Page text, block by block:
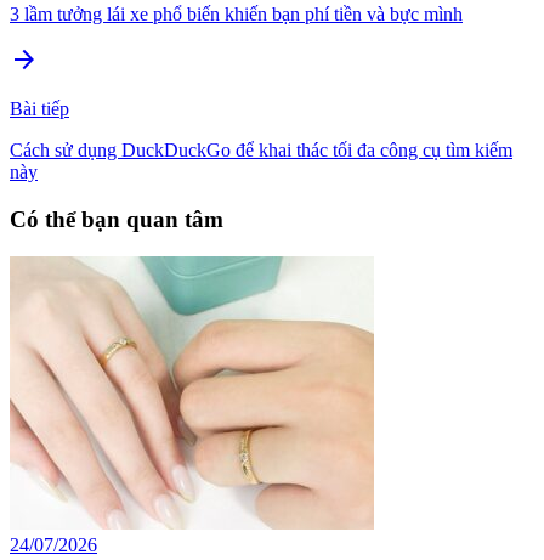
3 lầm tưởng lái xe phổ biến khiến bạn phí tiền và bực mình
arrow_forward
Bài tiếp
Cách sử dụng DuckDuckGo để khai thác tối đa công cụ tìm kiếm
này
Có thể bạn quan tâm
24/07/2026